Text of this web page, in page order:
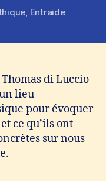
Entraide
di Luccio
lieu
pour évoquer
ce qu’ils ont
sur nous